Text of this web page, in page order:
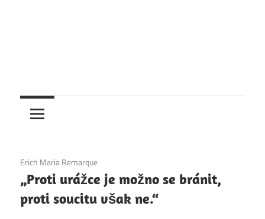
4. 12. 2020
Erich Maria Remarque
„Proti urážce je možno se bránit,
proti soucitu však ne.“